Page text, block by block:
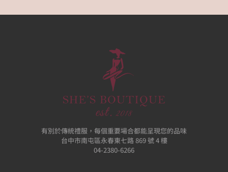
有別於傳統禮服，每個重要場合都能呈現您的品味
台中市南屯區永春東七路 869 號 4 樓
04-2380-6266